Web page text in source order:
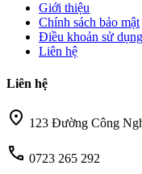
Giới thiệu
Chính sách bảo mật
Điều khoản sử dụng
Liên hệ
Liên hệ
location_on 123 Đường Công
call 0723 265 292